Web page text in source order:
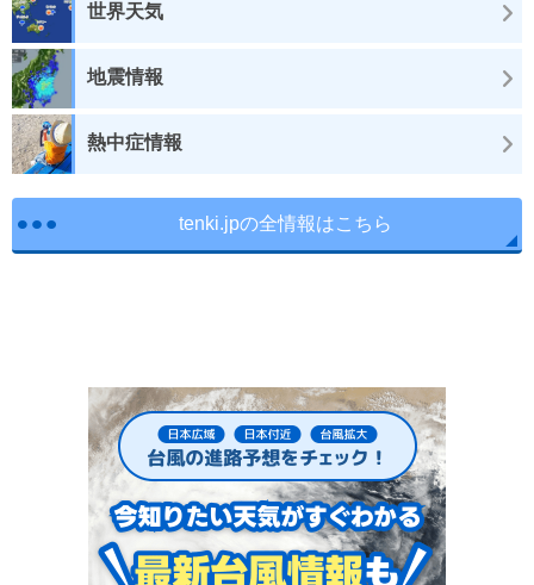
世界天気
地震情報
熱中症情報
tenki.jpの全情報はこちら